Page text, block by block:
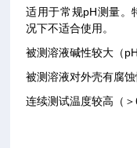
适用于常规pH测量。
况下不适合使用。
被测溶液碱性较大（
被测溶液对外壳有腐蚀
连续测试温度较高（